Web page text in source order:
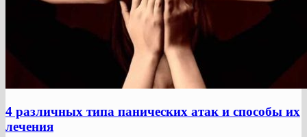
4 различных типа панических атак и способы их
лечения